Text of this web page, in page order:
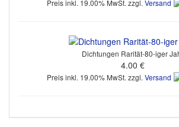
Preis inkl. 19.00% MwSt. zzgl. Versand
Dichtungen Rarität-80-iger
4.00 €
Preis inkl. 19.00% MwSt. zzgl. Versand